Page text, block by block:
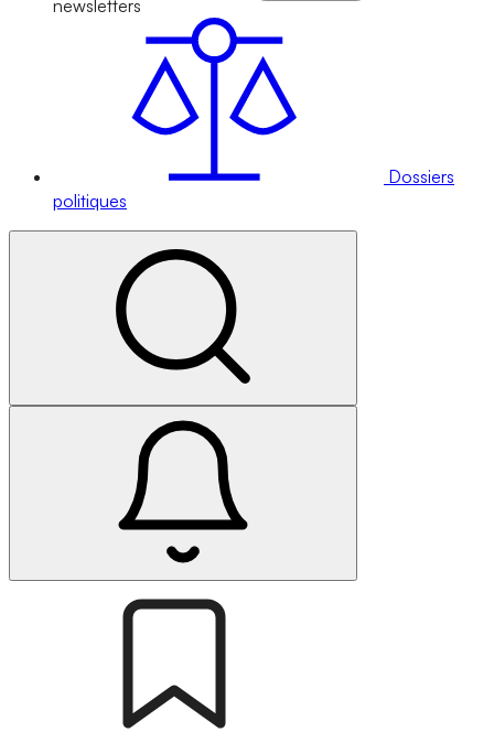
newsletters
Dossiers
politiques